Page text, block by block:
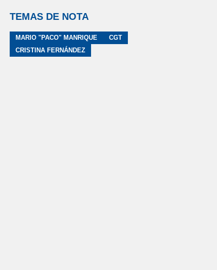
TEMAS DE NOTA
MARIO "PACO" MANRIQUE
CGT
CRISTINA FERNÁNDEZ